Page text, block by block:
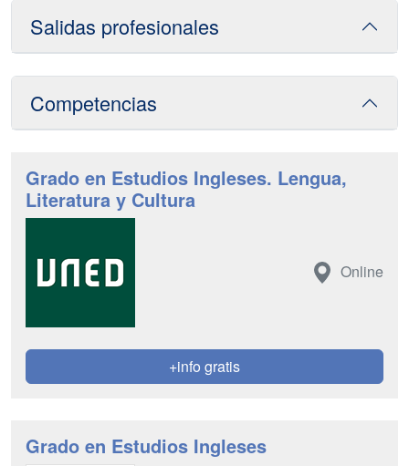
Salidas profesionales
Competencias
Grado en Estudios Ingleses. Lengua,
Literatura y Cultura
Online
+info gratis
Grado en Estudios Ingleses